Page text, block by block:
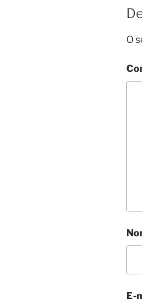
O
E-